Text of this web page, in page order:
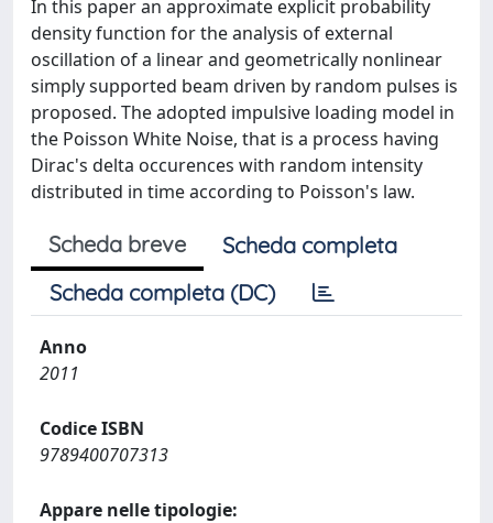
In this paper an approximate explicit probability
density function for the analysis of external
oscillation of a linear and geometrically nonlinear
simply supported beam driven by random pulses is
proposed. The adopted impulsive loading model in
the Poisson White Noise, that is a process having
Dirac's delta occurences with random intensity
distributed in time according to Poisson's law.
Scheda breve
Scheda completa
Scheda completa (DC)
Anno
2011
Codice ISBN
9789400707313
Appare nelle tipologie: